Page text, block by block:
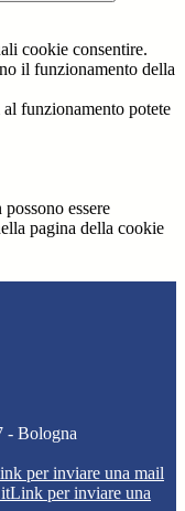
cookie consentire.
il funzionamento della
funzionamento potete
essere
pagina della cookie
- Bologna
per inviare una mail
Link per inviare una